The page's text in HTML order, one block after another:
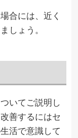
合には、近く
しょう。
いてご説明し
善するにはセ
活で意識して